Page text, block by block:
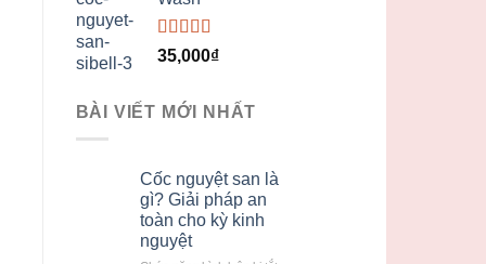
Được xếp
hạng
35,000₫
BÀI VIẾT MỚI NHẤT
Cốc nguyệt san là
gì? Giải pháp an
toàn cho kỳ kinh
nguyệt